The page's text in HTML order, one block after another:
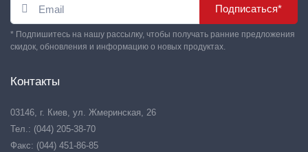
Подписаться*
* Подпишитесь на нашу рассылку, чтобы получать ранние предложения
скидок, обновления и информацию о новых продуктах.
Контакты
03146, г. Киев, ул. Жмеринская, 26
Тел.: (044) 205-38-70
Факс: (044) 451-86-85